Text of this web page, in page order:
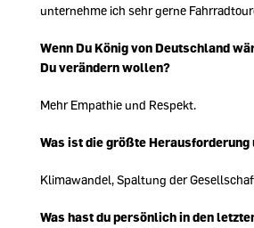
unternehme ich sehr gerne
Wenn Du König von Deutschland
Du verändern wollen?
Mehr Empathie und Respekt.
Was ist die größte Herausforderung
Klimawandel, Spaltung der
Was hast du persönlich in den